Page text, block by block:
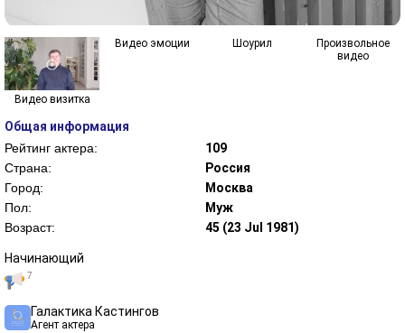
Видео визитка
Видео эмоции Шоурил
Произвольное
видео
Общая информация
Рейтинг актера:
109
Страна:
Россия
Город:
Москва
Пол:
Муж
Возраст:
45 (23 Jul 1981)
Начинающий
7
Галактика Кастингов
Агент актера